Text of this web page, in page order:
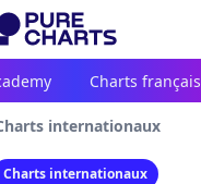
Charts français
internationaux
Charts internationaux